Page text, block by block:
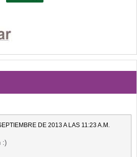
DE 2013 A LAS 11:23 A.M.
:)